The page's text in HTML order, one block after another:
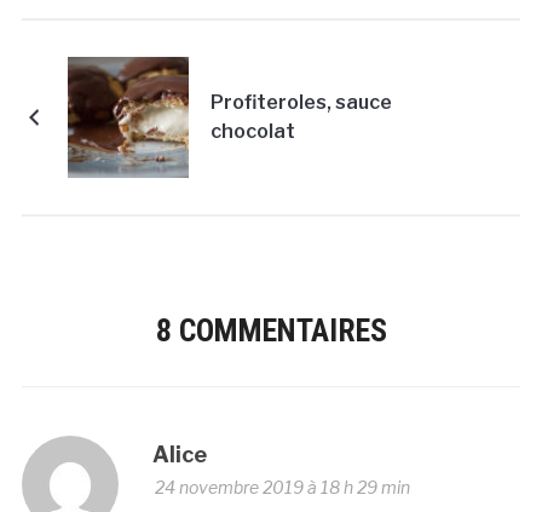
Profiteroles, sauce
chocolat
8 COMMENTAIRES
Alice
24 novembre 2019 à 18 h 29 min